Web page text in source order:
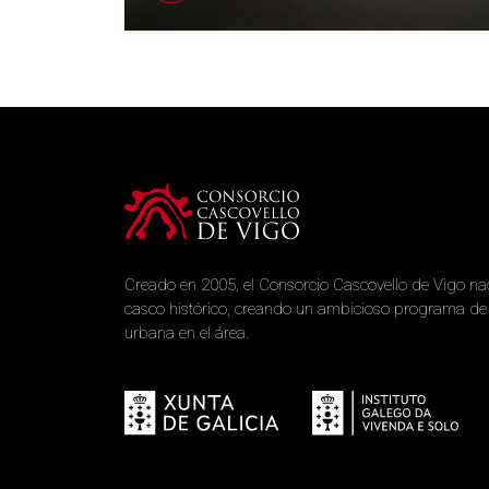
Creado en 2005, el Consorcio Cascovello de Vigo
casco histórico, creando un ambicioso programa
urbana en el área.